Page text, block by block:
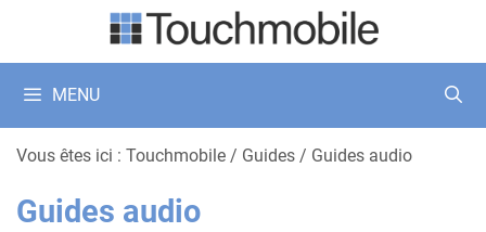
MENU
Vous êtes ici : Touchmobile / Guides / Guides audio
Guides audio